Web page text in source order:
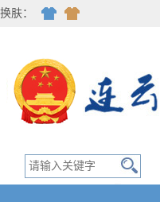
换肤：